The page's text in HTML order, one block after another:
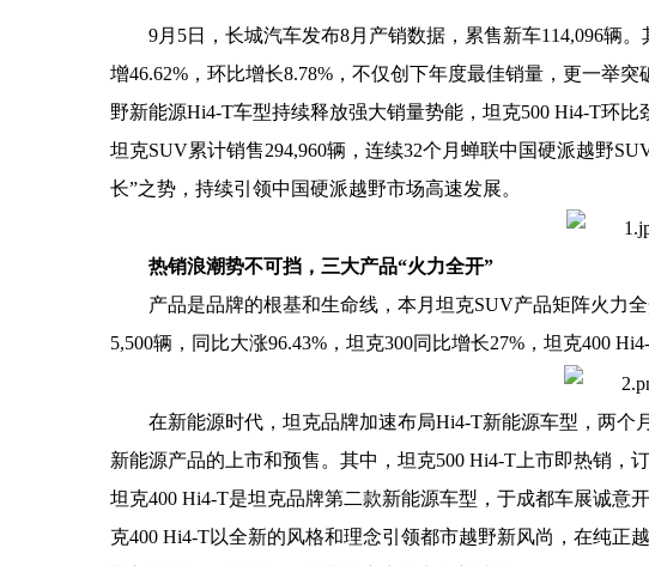
9月5日，长城汽车发布8月产销数据，累售新车114,096辆
增46.62% ，环比增长8.78%，不仅创下年度最佳销量，更一举
野新能源Hi4-T车型持续释放强大销量势能，坦克500 Hi4-T环比
坦克SUV累计销售294,960辆，连续32个月蝉联中国硬派越野
长”之势，持续引领中国硬派越野市场高速发展。
热销浪潮势不可挡，三大产品“火力全开”
产品是品牌的根基和生命线，本月坦克SUV产品矩阵火力
5,500辆，同比大涨96.43%，坦克300同比增长27%，坦克400
在新能源时代，坦克品牌加速布局Hi4-T新能源车型，两个
新能源产品的上市和预售。其中， 坦克500 Hi4-T 上市即热销，
坦克400 Hi4-T是坦克品牌第二款新能源车型， 于成都车展诚意开
克400 Hi4-T以全新的风格和理念引领都市越野新风尚，在纯正